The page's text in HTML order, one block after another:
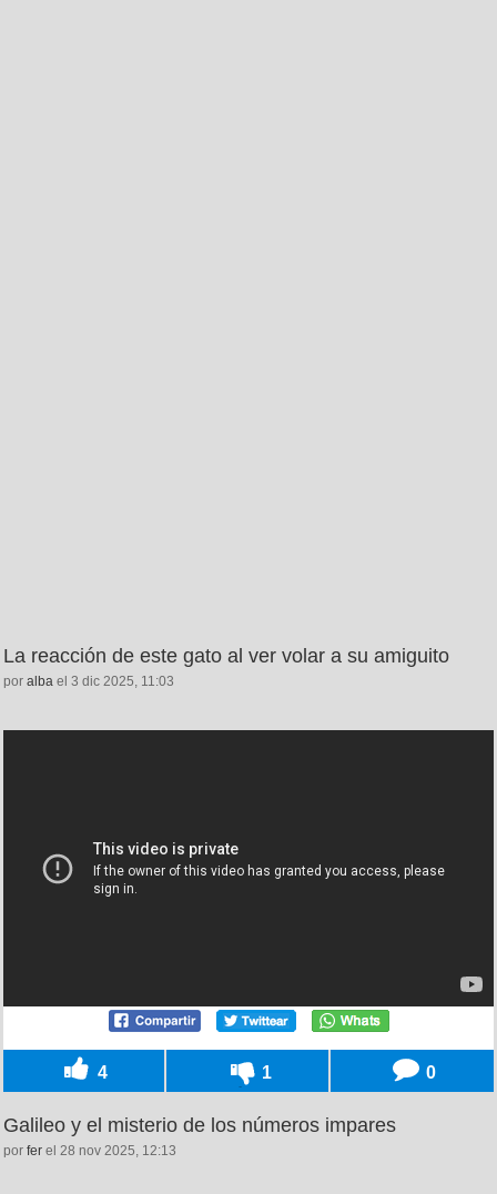
La reacción de este gato al ver volar a su amiguito
por alba el 3 dic 2025, 11:03
4 1 0
Galileo y el misterio de los números impares
por fer el 28 nov 2025, 12:13